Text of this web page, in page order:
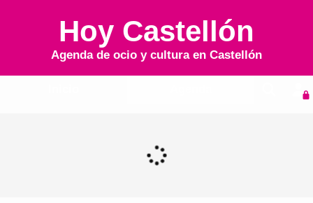
Hoy Castellón
Agenda de ocio y cultura en Castellón